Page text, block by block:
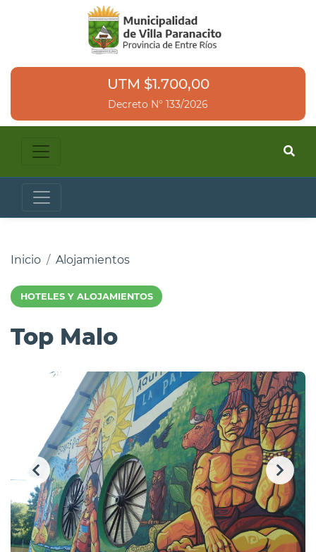
UTM $1.700,00
Decreto N° 133/2026
Inicio Alojamientos
HOTELES Y ALOJAMIENTOS
Top Malo